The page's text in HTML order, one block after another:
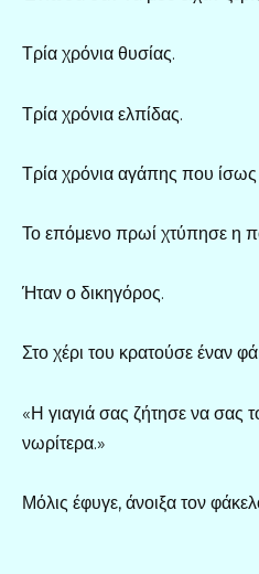
Τρία χρόνια θυσίας.
Τρία χρόνια ελπίδας.
Τρία χρόνια αγάπης που
Το επόμενο πρωί χτύπησε η
Ήταν ο δικηγόρος.
Στο χέρι του κρατούσε έναν
«Η γιαγιά σας ζήτησε να
νωρίτερα.»
Μόλις έφυγε, άνοιξα τον